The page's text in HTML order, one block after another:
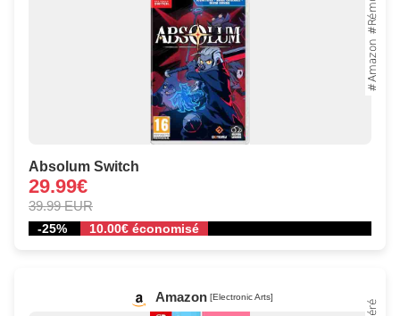
Absolum Switch
29.99€
39.99 EUR
-25% 10.00€ économisé
Amazon [Electronic Arts]